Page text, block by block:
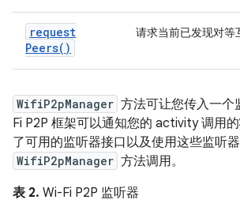
request
Peers( )
请求当前已发现对等
WifiP2pManager 方法可让您传入一个
Fi P2P 框架可以通知您的 activity 调用
了可用的监听器接口以及使用这些监听
WifiP2pManager 方法调用。
表 2. Wi-Fi P2P 监听器